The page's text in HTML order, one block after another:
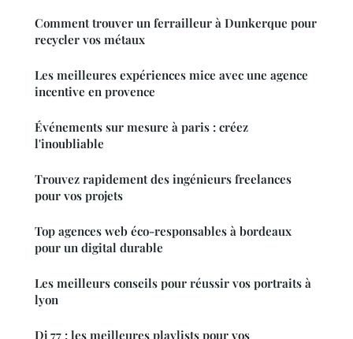
Comment trouver un ferrailleur à Dunkerque pour
recycler vos métaux
Les meilleures expériences mice avec une agence
incentive en provence
Événements sur mesure à paris : créez
l'inoubliable
Trouvez rapidement des ingénieurs freelances
pour vos projets
Top agences web éco-responsables à bordeaux
pour un digital durable
Les meilleurs conseils pour réussir vos portraits à
lyon
Dj 77 : les meilleures playlists pour vos